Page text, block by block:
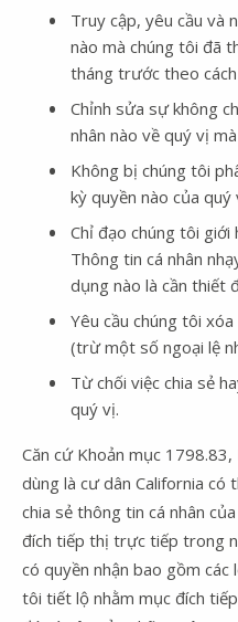
Truy cập, yêu cầu và
nào mà chúng tôi đã
tháng trước theo
Chỉnh sửa sự không
nhân nào về quý vị
Không bị chúng tôi
kỳ quyền nào của quý
Chỉ đạo chúng tôi
Thông tin cá nhân
dụng nào là cần thiết
Yêu cầu chúng tôi
(trừ một số ngoại lệ
​​​​​​​Từ chối việc chia sẻ
quý vị.
Căn cứ Khoản mục
dùng là cư dân California có
chia sẻ thông tin cá nhân
đích tiếp thị trực tiếp trong
có quyền nhận bao gồm
tôi tiết lộ nhằm mục đích